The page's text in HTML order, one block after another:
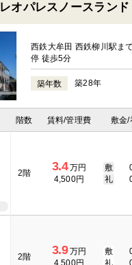
レオパレスノースランド
西鉄大牟田 西鉄柳川駅ま
停 徒歩5分
築年数 築28年
階数 賃料/管理費 敷金/
2階 3.4万円
4,500円
敷
礼
2階 3.9万円
4,500円
敷
礼